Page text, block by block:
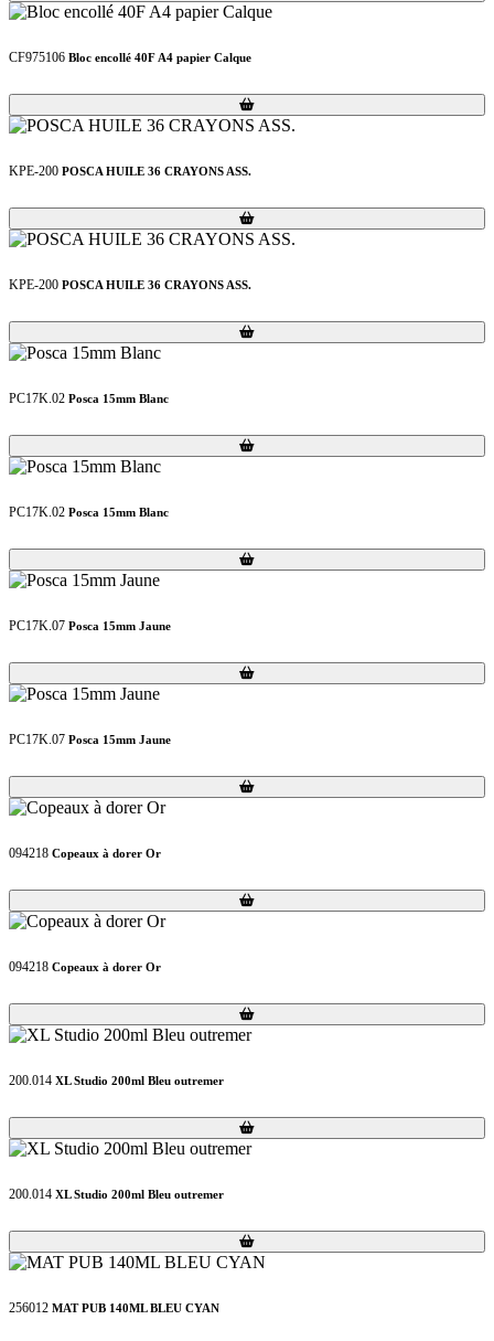
CF975106 Bloc encollé 40F A4 papier Calque
Loading...
Loading...
KPE-200 POSCA HUILE 36 CRAYONS ASS.
Loading...
Loading...
KPE-200 POSCA HUILE 36 CRAYONS ASS.
Loading...
Loading...
PC17K.02 Posca 15mm Blanc
Loading...
Loading...
PC17K.02 Posca 15mm Blanc
Loading...
Loading...
PC17K.07 Posca 15mm Jaune
Loading...
Loading...
PC17K.07 Posca 15mm Jaune
Loading...
Loading...
094218 Copeaux à dorer Or
Loading...
Loading...
094218 Copeaux à dorer Or
Loading...
Loading...
200.014 XL Studio 200ml Bleu outremer
Loading...
Loading...
200.014 XL Studio 200ml Bleu outremer
Loading...
Loading...
256012 MAT PUB 140ML BLEU CYAN